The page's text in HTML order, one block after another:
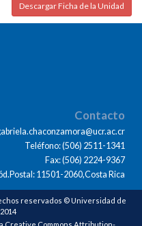
Descargar Ficha de la Unidad
Contacto
Teléfono: (506) 2511-1341
Fax: (506) 2224-9367
11501-2060,Costa Rica
reservados © Universidad de